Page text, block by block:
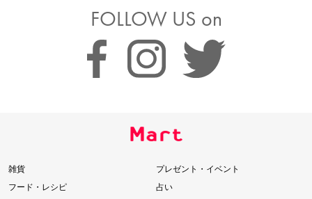
FOLLOW US on
雑貨
フード・レシピ
プレゼント・イベント
占い